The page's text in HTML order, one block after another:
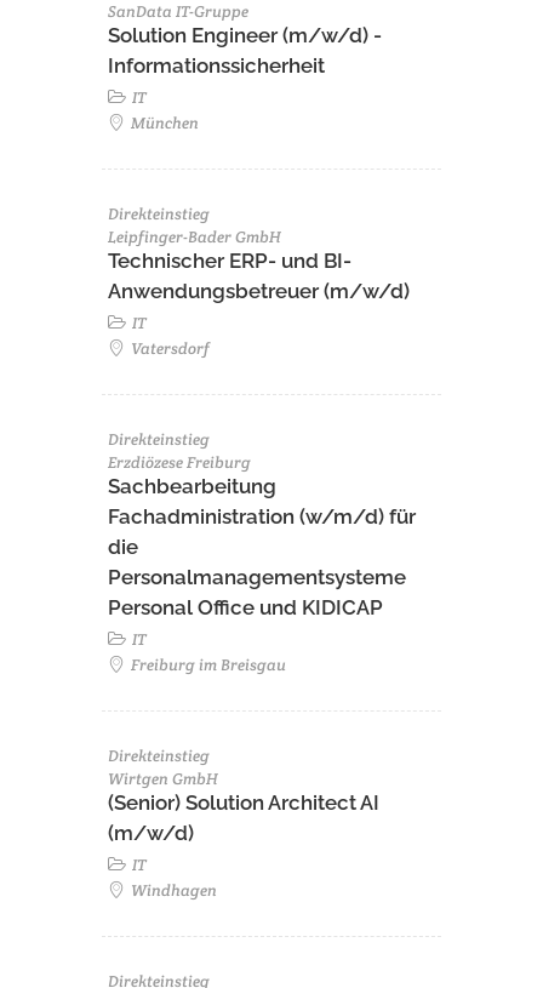
SanData IT-Gruppe
Solution Engineer (m/w/d) -
Informationssicherheit
IT
München
Direkteinstieg
Leipfinger-Bader GmbH
Technischer ERP- und BI-
Anwendungsbetreuer (m/w/d)
IT
Vatersdorf
Direkteinstieg
Erzdiözese Freiburg
Sachbearbeitung
Fachadministration (w/m/d) für
die
Personalmanagementsysteme
Personal Office und KIDICAP
IT
Freiburg im Breisgau
Direkteinstieg
Wirtgen GmbH
(Senior) Solution Architect AI
(m/w/d)
IT
Windhagen
Direkteinstieg